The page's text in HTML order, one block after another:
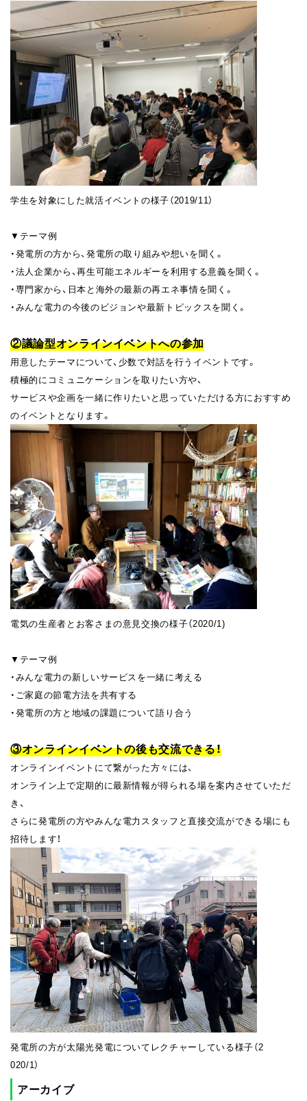
学生を対象にした就活イベントの様子（2019/11）
▼テーマ例
・発電所の方から、発電所の取り組みや想いを聞く。
・法人企業から、再生可能エネルギーを利用する意義を聞く。
・専門家から、日本と海外の最新の再エネ事情を聞く。
・みんな電力の今後のビジョンや最新トピックスを聞く。
②議論型オンラインイベントへの参加
用意したテーマについて、少数で対話を行うイベントです。
積極的にコミュニケーションを取りたい方や、
サービスや企画を一緒に作りたいと思っていただける方におすすめ
のイベントとなります。
電気の生産者とお客さまの意見交換の様子（2020/1)
▼テーマ例
・みんな電力の新しいサービスを一緒に考える
・ご家庭の節電方法を共有する
・発電所の方と地域の課題について語り合う
③オンラインイベントの後も交流できる！
オンラインイベントにて繋がった方々には、
オンライン上で定期的に最新情報が得られる場を案内させていただ
き、
さらに発電所の方やみんな電力スタッフと直接交流ができる場にも
招待します！
発電所の方が太陽光発電についてレクチャーしている様子（2
020/1）
アーカイブ